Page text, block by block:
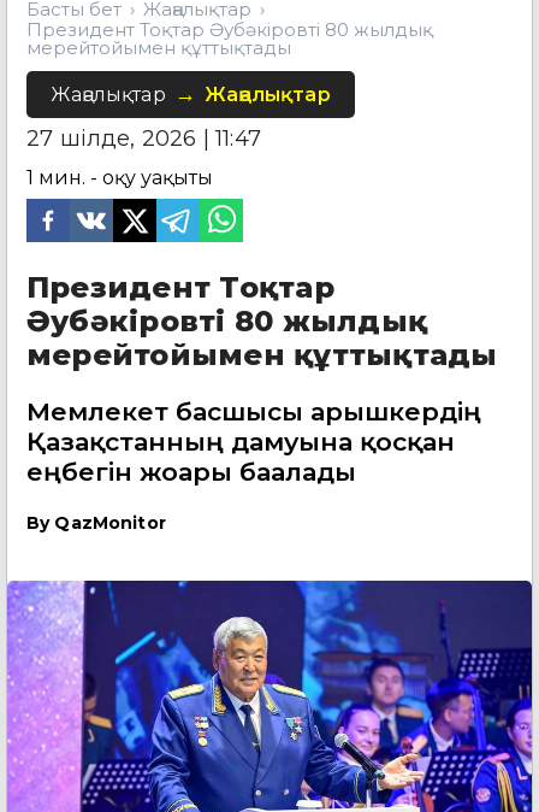
Басты бет
Жаңалықтар
Президент Тоқтар Әубәкіровті 80 жылдық
мерейтойымен құттықтады
Жаңалықтар Жаңалықтар
27 шілде, 2026 | 11:47
1 мин. - оқу уақыты
Президент Тоқтар
Әубәкіровті 80 жылдық
мерейтойымен құттықтады
Мемлекет басшысы ғарышкердің
Қазақстанның дамуына қосқан
еңбегін жоғары бағалады
By QazMonitor